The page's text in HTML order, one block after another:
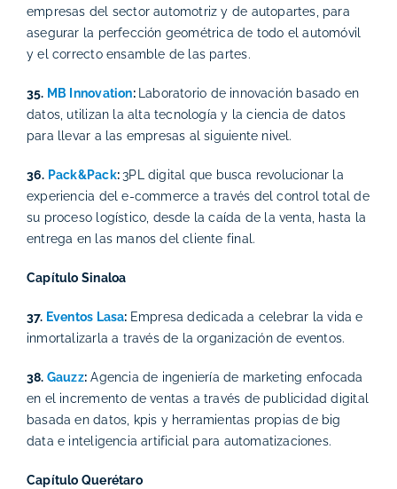
empresas del sector automotriz y de autopartes, para
asegurar la perfección geométrica de todo el automóvil
y el correcto ensamble de las partes.
35. MB Innovation: Laboratorio de innovación basado en
datos, utilizan la alta tecnología y la ciencia de datos
para llevar a las empresas al siguiente nivel.
36. Pack&Pack:3PL digital que busca revolucionar la
experiencia del e-commerce a través del control total de
su proceso logístico, desde la caída de la venta, hasta la
entrega en las manos del cliente final.
Capítulo Sinaloa
37. Eventos Lasa: Empresa dedicada a celebrar la vida e
inmortalizarla a través de la organización de eventos.
38. Gauzz: Agencia de ingeniería de marketing enfocada
en el incremento de ventas a través de publicidad digital
basada en datos, kpis y herramientas propias de big
data e inteligencia artificial para automatizaciones.
Capítulo Querétaro